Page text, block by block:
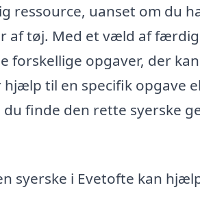
ressource, uanset om du
af tøj. Med et væld af
forskellige opgaver, der
til en specifik opgave
finde den rette syerske
syerske i Evetofte kan